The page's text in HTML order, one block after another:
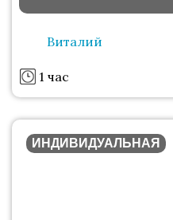
Виталий
1 час
ИНДИВИДУАЛЬНАЯ